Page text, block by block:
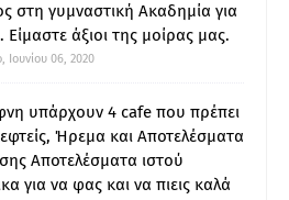
στη γυμναστική Ακαδημία για
Είμαστε άξιοι της μοίρας μας.
Ιουνίου 06, 2020
υπάρχουν 4 cafe που πρέπει
Ήρεμα και Αποτελέσματα
Αποτελέσματα ιστού
για να φας και να πιεις καλά